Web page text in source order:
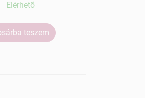
Elérhetõ
teszem